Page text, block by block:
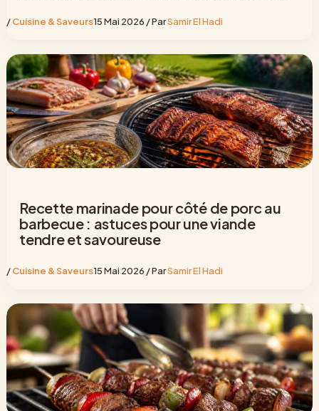
/Cuisine & Saveurs15 Mai 2026 / ParSamir El Hadi
Recette marinade pour côté de porc au
barbecue : astuces pour une viande
tendre et savoureuse
/Cuisine & Saveurs15 Mai 2026 / ParSamir El Hadi